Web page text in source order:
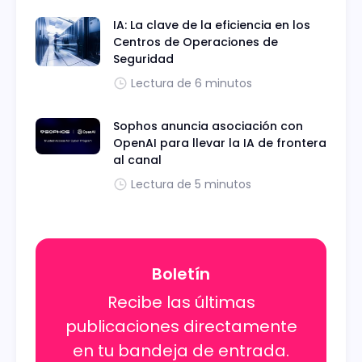
IA: La clave de la eficiencia en los
Centros de Operaciones de
Seguridad
Lectura de 6 minutos
Sophos anuncia asociación con
OpenAI para llevar la IA de frontera
al canal
Lectura de 5 minutos
Boletín
Recibe las últimas
publicaciones directamente
en tu bandeja de entrada.